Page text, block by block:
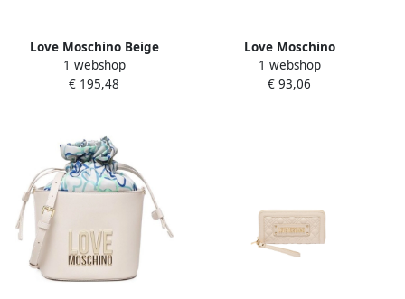
Love Moschino Beige
Handtas met Verstelbare
Schouderband Beige Dames
1 webshop
€ 195,48
Love Moschino
Goudkleurige Logo
Portemonnee in Ivoor Beige
1 webshop
€ 93,06